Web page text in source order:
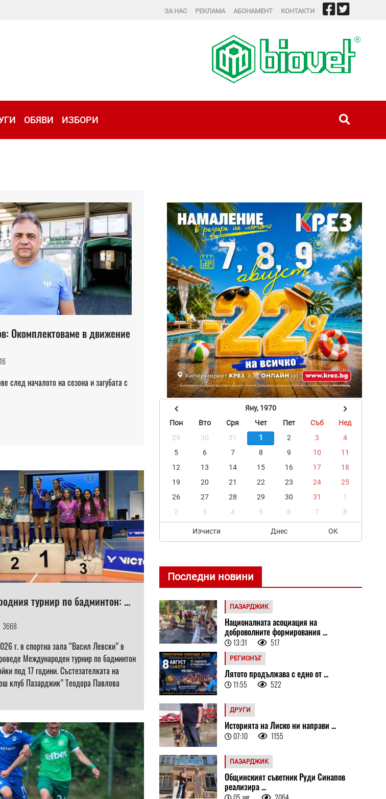
ЗА НАС РЕКЛАМА АБОНАМЕНТ КОНТАКТИ
ОБЯВИ ИЗБОРИ
Окомплектоваме в движение
след началото на сезона и загубата с
турнир по бадминтон: ...
3668
г. в спортна зала “Васил Левски” в
Международен турнир по бадминтон
под 17 години. Състезателката на
клуб Пазарджик” Теодора Павлова
Яну, 1970
Пон
Вто Сря Чет Пет Съб
Нед
29
30 31 1 2 3
4
5
6 7 8 9 10
11
12
13 14 15 16 17
18
19
20 21 22 23 24
25
26
27 28 29 30 31
1
2
3 4 5 6 7 8
Изчисти Днес OK
Последни новини
ПАЗАРДЖИК
Националната асоциация на
доброволните формирования ...
13:31 517
РЕГИОНЪТ
Лятото продължава с едно от ...
11:55 522
ДРУГИ
Историята на Лиско ни направи ...
07:10 1155
ПАЗАРДЖИК
Общинският съветник Руди Синапов
реализира ...